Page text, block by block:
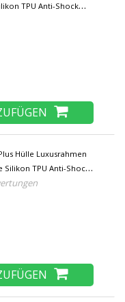
TPU Anti-Shock
Hülle Luxusrahmen
Silikon TPU Anti-Shock